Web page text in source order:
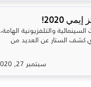
2020!
الأحداث السينمائية والتلفزيونية الهامة،
كشف الستار عن العديد من
سبتمبر 27, 2020